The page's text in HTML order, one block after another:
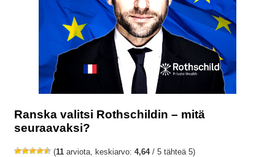
Ranska valitsi Rothschildin – mitä
seuraavaksi?
(11 arviota, keskiarvo: 4,64/ 5 tähteä 5)